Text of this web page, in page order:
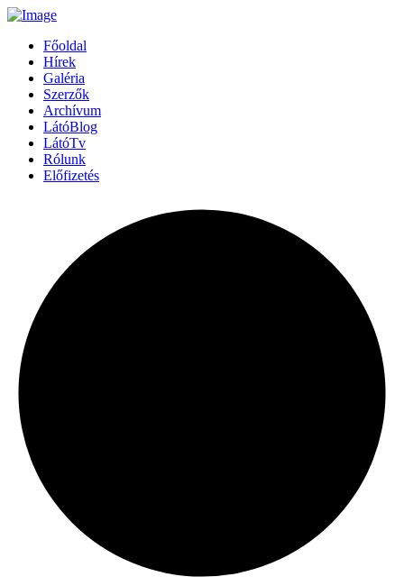
Főoldal
Hírek
Galéria
Szerzők
Archívum
LátóBlog
LátóTv
Rólunk
Előfizetés